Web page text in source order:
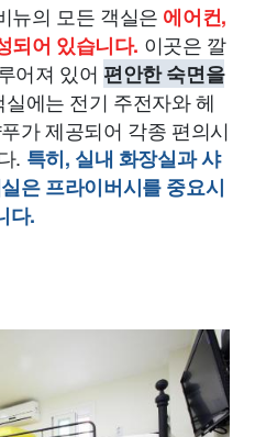
뉴의 모든 객실은 에어컨,
되어 있습니다. 이곳은 깔
어져 있어 편안한 숙면을
실에는 전기 주전자와 헤
가 제공되어 각종 편의시
. 특히, 실내 화장실과 샤
은 프라이버시를 중요시
다.